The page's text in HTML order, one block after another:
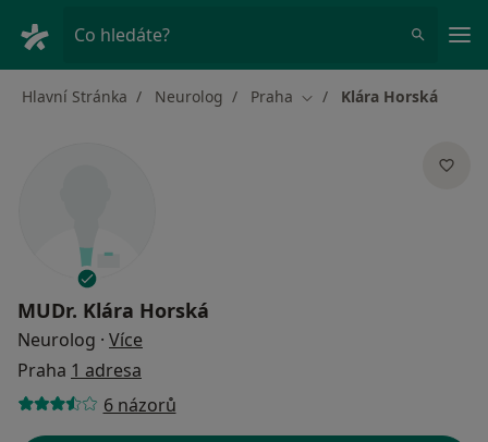
Co hledáte?
Hlavní Stránka Neurolog Praha Změna města
Klára Horská
MUDr. Klára Horská
Neurolog · Více
Praha 1 adresa
6 názorů